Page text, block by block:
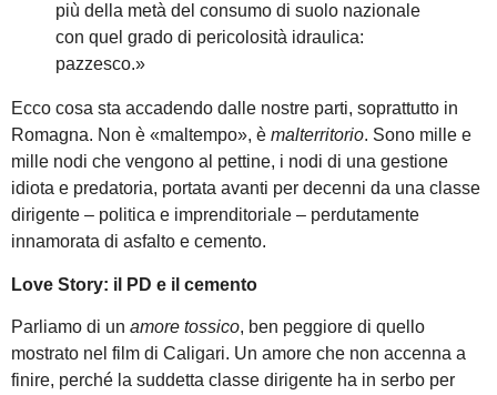
più della metà del consumo di suolo nazionale
con quel grado di pericolosità idraulica:
pazzesco.»
Ecco cosa sta accadendo dalle nostre parti, soprattutto in
Romagna. Non è «maltempo», è malterritorio. Sono mille e
mille nodi che vengono al pettine, i nodi di una gestione
idiota e predatoria, portata avanti per decenni da una classe
dirigente – politica e imprenditoriale – perdutamente
innamorata di asfalto e cemento.
Love Story: il PD e il cemento
Parliamo di un amore tossico, ben peggiore di quello
mostrato nel film di Caligari. Un amore che non accenna a
finire, perché la suddetta classe dirigente ha in serbo per